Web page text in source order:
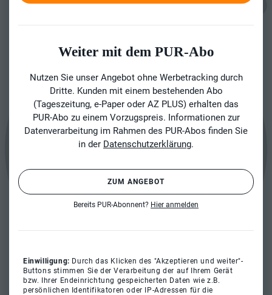
Weiter mit dem PUR-Abo
Nutzen Sie unser Angebot ohne Werbetracking durch
Dritte. Kunden mit einem bestehenden Abo
(Tageszeitung, e-Paper oder AZ PLUS) erhalten das
PUR-Abo zu einem Vorzugspreis. Informationen zur
Datenverarbeitung im Rahmen des PUR-Abos finden Sie
in der Datenschutzerklärung.
ZUM ANGEBOT
Bereits PUR-Abonnent? Hier anmelden
Einwilligung: Durch das Klicken des "Akzeptieren und weiter"-
Buttons stimmen Sie der Verarbeitung der auf Ihrem Gerät
bzw. Ihrer Endeinrichtung gespeicherten Daten wie z.B.
persönlichen Identifikatoren oder IP-Adressen für die